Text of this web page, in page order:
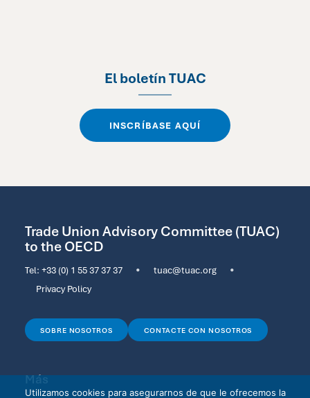
El boletín TUAC
INSCRÍBASE AQUÍ
Trade Union Advisory Committee (TUAC)
to the OECD
Tel: +33 (0) 1 55 37 37 37 • tuac@tuac.org
•
Privacy Policy
SOBRE NOSOTROS CONTACTE CON NOSOTROS
Más
Utilizamos cookies para asegurarnos de que le ofrecemos la